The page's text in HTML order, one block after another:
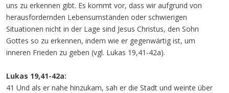
uns zu erkennen gibt. Es kommt vor, dass wir aufgrund von
herausfordernden Lebensumständen oder schwierigen
Situationen nicht in der Lage sind Jesus Christus, den Sohn
Gottes so zu erkennen, indem wie er gegenwärtig ist, um
inneren Frieden zu geben (vgl. Lukas 19,41-42a).
Lukas 19,41-42a:
41 Und als er nahe hinzukam, sah er die Stadt und weinte über